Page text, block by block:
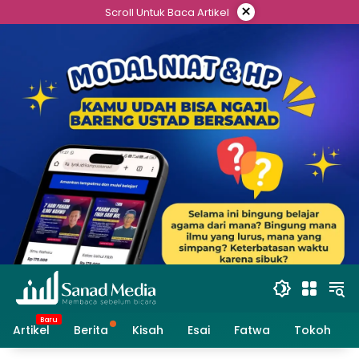
to
Scroll Untuk Baca Artikel ×
Artikel Berita Kisah Esai Fatwa Tokoh